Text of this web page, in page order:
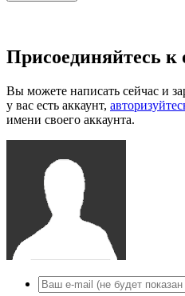
Присоединяйтесь к
Вы можете написать сейчас и
у вас есть аккаунт,
имени своего аккаунта.